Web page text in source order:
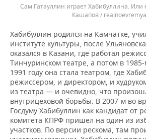
Сам Гатауллин играет Хабибуллина. Или
Кашапов /
Хабибуллин родился на Камчатке,
институте культуры, после
оказался в Казани, где работал
Тинчуринском театре, а потом в
1991 году она стала театром, где
режиссером, и директором, и
из театра — и очевидно, что
внутрицеховой борьбы. В 2007-м во
Госдуму Хабибуллин как кандидат от
комитета КПРФ пришел на один из
участков. По версии рескома, там